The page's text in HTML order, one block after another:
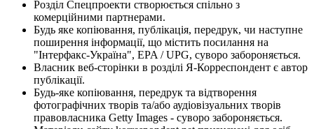
Розділ Спецпроекти створюється спільно з
комерційними партнерами.
Будь яке копіювання, публікація, передрук, чи наступне
поширення інформації, що містить посилання на
"Інтерфакс-Україна", EPA / UPG, суворо забороняється.
Власник веб-сторінки в розділі Я-Корреспондент є автор
публікації.
Будь-яке копіювання, передрук та відтворення
фотографічних творів та/або аудіовізуальних творів
правовласника Getty Images - суворо забороняється.